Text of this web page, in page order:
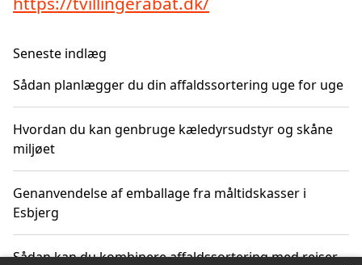
Seneste indlæg
Sådan planlægger du din affaldssortering uge for uge
Hvordan du kan genbruge kæledyrsudstyr og skåne
miljøet
Genanvendelse af emballage fra måltidskasser i
Esbjerg
Sådan kan du kombinere affaldssortering med rejser